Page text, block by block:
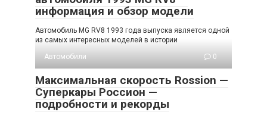
информация и обзор модели
Автомобиль MG RV8 1993 года выпуска является одной
из самых интересных моделей в истории
Автомобили
0
Максимальная скорость Rossion —
Суперкары Россион —
подробности и рекорды